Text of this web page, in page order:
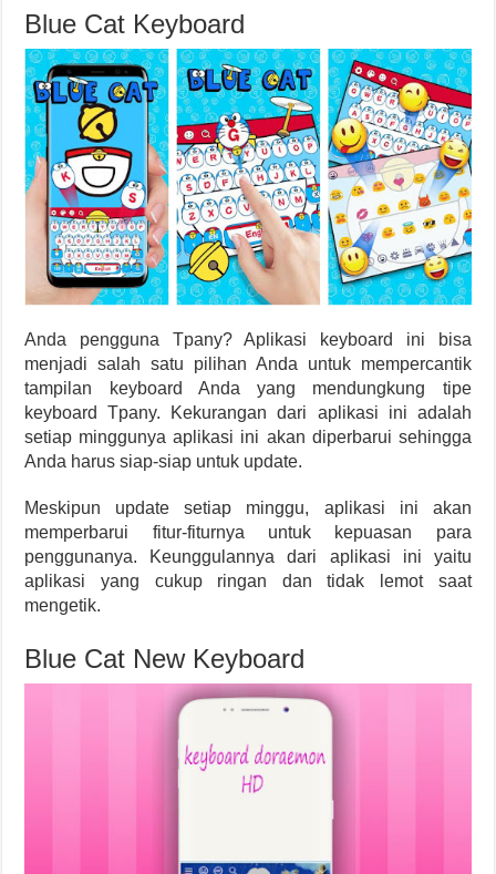
Blue Cat Keyboard
Anda pengguna Tpany? Aplikasi keyboard ini bisa
menjadi salah satu pilihan Anda untuk mempercantik
tampilan keyboard Anda yang mendungkung tipe
keyboard Tpany. Kekurangan dari aplikasi ini adalah
setiap minggunya aplikasi ini akan diperbarui sehingga
Anda harus siap-siap untuk update.
Meskipun update setiap minggu, aplikasi ini akan
memperbarui fitur-fiturnya untuk kepuasan para
penggunanya. Keunggulannya dari aplikasi ini yaitu
aplikasi yang cukup ringan dan tidak lemot saat
mengetik.
Blue Cat New Keyboard